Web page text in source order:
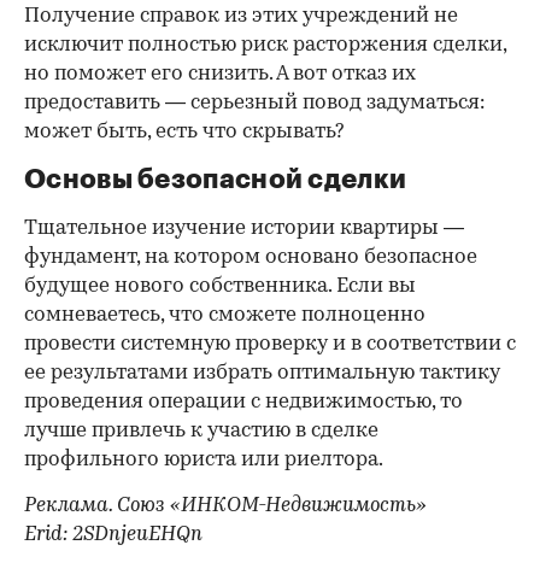
Получение справок из этих учреждений не
исключит полностью риск расторжения сделки,
но поможет его снизить. А вот отказ их
предоставить — серьезный повод задуматься:
может быть, есть что скрывать?
Основы безопасной сделки
Тщательное изучение истории квартиры —
фундамент, на котором основано безопасное
будущее нового собственника. Если вы
сомневаетесь, что сможете полноценно
провести системную проверку и в соответствии с
ее результатами избрать оптимальную тактику
проведения операции с недвижимостью, то
лучше привлечь к участию в сделке
профильного юриста или риелтора.
Реклама. Союз «ИНКОМ-Недвижимость»
Erid: 2SDnjeuEHQn